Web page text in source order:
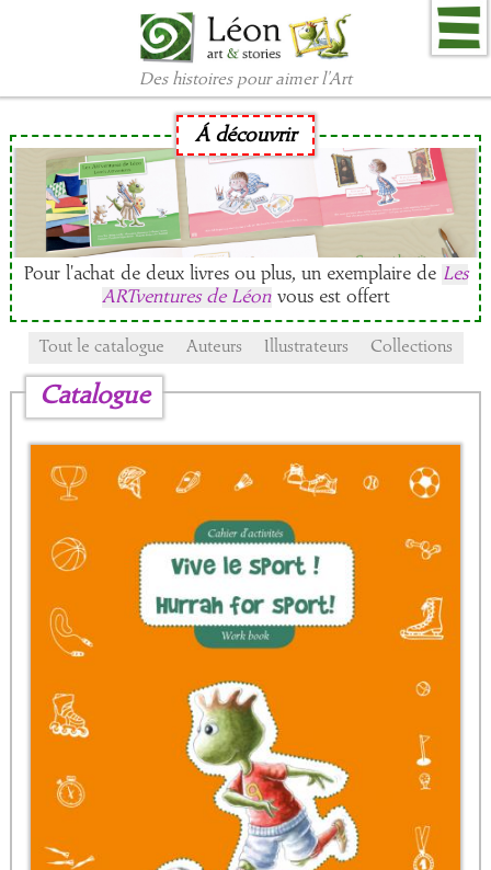
Des histoires pour aimer l'Art
Á découvrir
Pour l'achat de deux livres ou plus, un exemplaire de Les
ARTventures de Léonvous est offert
Tout le catalogue Auteurs Illustrateurs Collections
Catalogue